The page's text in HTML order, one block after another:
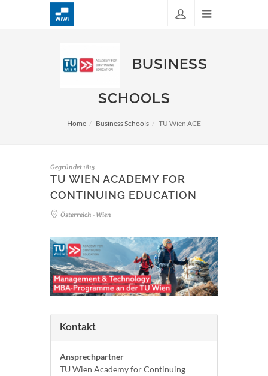
BUSINESS
SCHOOLS
Home Business Schools TU Wien ACE
Gegründet 1815
TU WIEN ACADEMY FOR
CONTINUING EDUCATION
Österreich - Wien
Kontakt
Ansprechpartner
TU Wien Academy for Continuing